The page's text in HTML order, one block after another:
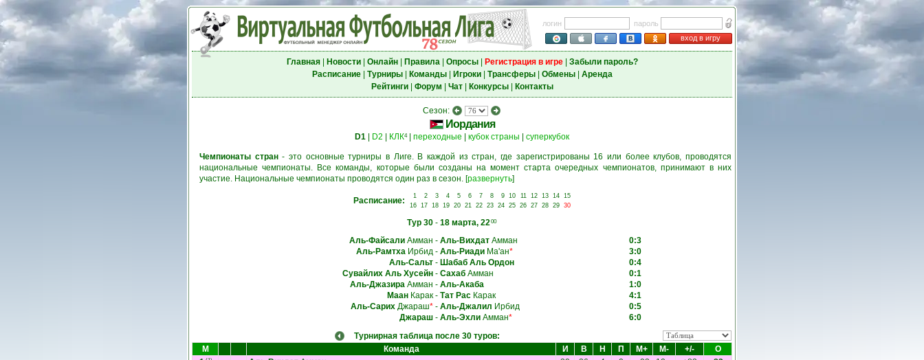
логин
пароль
вход в игру
Главная| Новости| Онлайн| Правила| Опросы| Регистрация в игре| Забыли пароль?
Расписание| Турниры| Команды| Игроки| Трансферы| Обмены| Аренда
Рейтинги| Форум Чат| Конкурсы| Контакты
Сезон:
Иордания
D1 D2 КЛК4| переходные кубок страны суперкубок
Чемпионаты стран- это основные турниры в Лиге. В каждой из стран, где зарегистрированы 16 или более клубов, проводятся
национальные чемпионаты. Все команды, которые были созданы на момент старта очередных чемпионатов, принимают в них
участие. Национальные чемпионаты проводятся один раз в сезон. [развернуть]
Расписание: 1 2 3 4 5 6 7 8 9 10 11 12 13 14
15
16
17 18 19 20 21 22 23 24 25 26 27 28 29 30
Тур 30- 18 марта, 2200
Аль-ФайсалиАмман - Аль-ВихдатАмман
0:3
Аль-РамтхаИрбид- Аль-РиадиMa'ан*
3:0
Аль-Сальт- Шабаб Аль Ордон
0:4
Сувайлих Аль Хусейн- СахабАмман
0:1
Аль-ДжазираАмман - Аль-Акаба
1:0
МаанКарак- Тат РасКарак
4:1
Аль-СарихДжараш*- Аль-Джалил Ирбид
0:5
Джараш- Аль-ЭхлиАмман*
6:0
Турнирная таблица после 30 туров:
М
Команда И В Н П М+ М- +/-
О